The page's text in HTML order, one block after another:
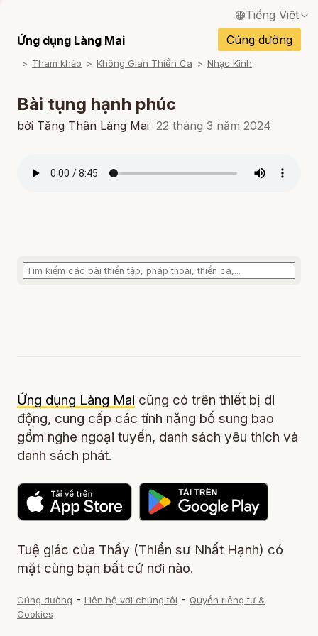
Tiếng Việt
English / Tiếng Anh
Français / Tiếng Pháp
Español / Tiếng Tây Ban Nha
Deutsch / Tiếng Đức
Português / Tiếng Bồ Đào Nha
Ứng dụng Làng Mai Cúng dường
Tham khảo Không Gian Thiền Ca Nhạc Kinh
Bài tụng hạnh phúc
bởi Tăng Thân Làng Mai 22 tháng 3 năm 2024
Ứng dụng Làng Mai cũng có trên thiết bị di
động, cung cấp các tính năng bổ sung bao
gồm nghe ngoại tuyến, danh sách yêu thích và
danh sách phát.
Tuệ giác của Thầy (Thiền sư Nhất Hạnh) có
mặt cùng bạn bất cứ nơi nào.
Cúng dường - Liên hệ với chúng tôi - Quyền riêng tư &
Cookies